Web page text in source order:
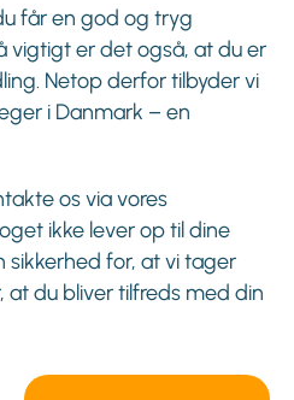
får en god og tryg
vigtigt er det også, at du er
Netop derfor tilbyder vi
i Danmark – en
os via vores
ikke lever op til dine
sikkerhed for, at vi tager
at du bliver tilfreds med din